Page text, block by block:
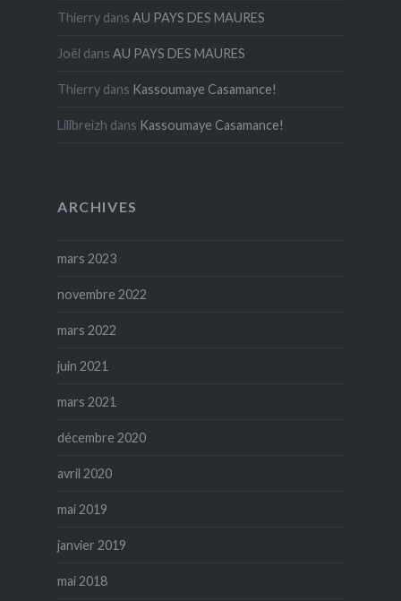
Thierrydans AU PAYS DES MAURES
Joël dans AU PAYS DES MAURES
Thierrydans Kassoumaye Casamance!
Lilibreizh dans Kassoumaye Casamance!
ARCHIVES
mars 2023
novembre 2022
mars 2022
juin 2021
mars 2021
décembre 2020
avril 2020
mai 2019
janvier 2019
mai 2018